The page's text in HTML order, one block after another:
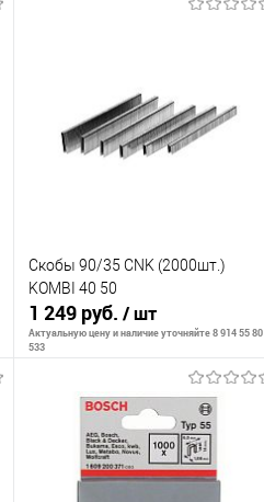
Скобы 90/35 CNK (2000шт.)
KOMBI 40 50
1 249 руб. / шт
Актуальную цену и наличие уточняйте 8 914 55 80
533
В корзину